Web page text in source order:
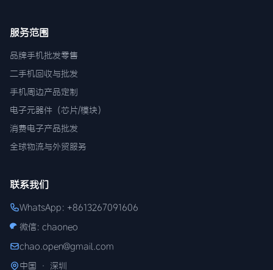
服务范围
品牌手机批发零售
二手机回收与批发
手机周边产品定制
电子元器件（芯片/模块）
消费电子产品批发
全球物流与外贸服务
联系我们
WhatsApp: +8613267091606
微信: chaoneo
chao.open@gmail.com
中国 · 深圳